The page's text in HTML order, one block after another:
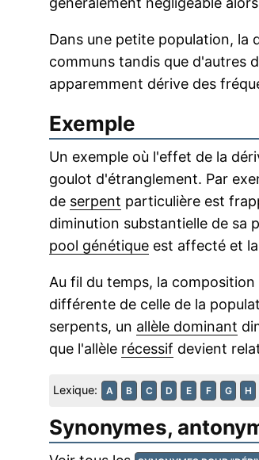
Dans une petite population, la
communs tandis que d'autres
apparemment dérive des
Exemple
Un exemple où l'effet de la
goulot d'étranglement. Par
de serpent particulière est
diminution substantielle de sa
pool génétique est affecté et
Au fil du temps, la
différente de celle de la
serpents, un allèle dominant
que l'allèle récessif devient
Lexique: A B C D E F G H
Synonymes,